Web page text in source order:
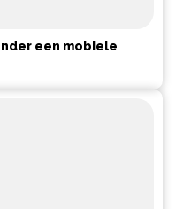
een mobiele